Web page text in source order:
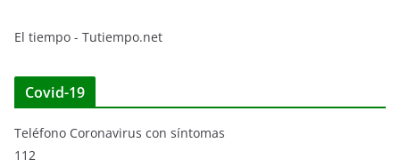
El tiempo - Tutiempo.net
Covid-19
Teléfono Coronavirus con síntomas
112